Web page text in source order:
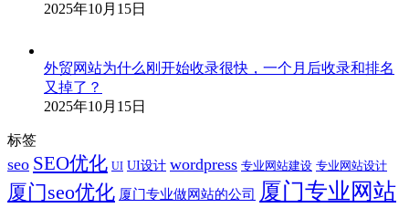
2025年10月15日
外贸网站为什么刚开始收录很快，一个月后收录和排名
又掉了？
2025年10月15日
标签
seo SEO优化 UI UI设计 wordpress 专业网站建设 专业网站设计
厦门seo优化 厦门专业做网站的公司
厦门专业网站